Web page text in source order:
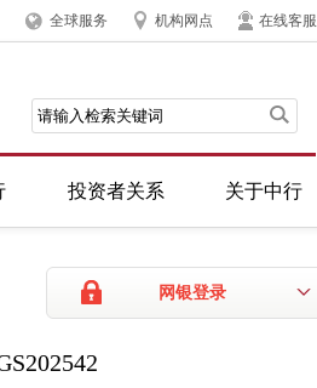
全球服务 机构网点 在线客服
投资者关系 关于中行
网银登录